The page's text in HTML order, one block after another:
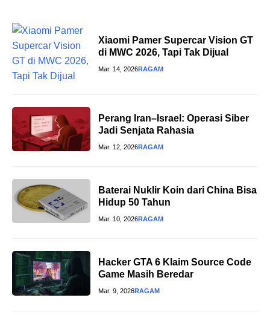
Xiaomi Pamer Supercar Vision GT
di MWC 2026, Tapi Tak Dijual
Mar. 14, 2026RAGAM
Perang Iran–Israel: Operasi Siber
Jadi Senjata Rahasia
Mar. 12, 2026RAGAM
Baterai Nuklir Koin dari China Bisa
Hidup 50 Tahun
Mar. 10, 2026RAGAM
Hacker GTA 6 Klaim Source Code
Game Masih Beredar
Mar. 9, 2026RAGAM